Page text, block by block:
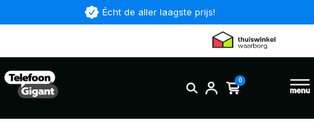
Écht de aller laagste prijs!
0